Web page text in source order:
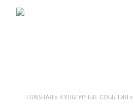
ГЛАВНАЯ » КУЛЬТУРНЫЕ СОБЫТИЯ »